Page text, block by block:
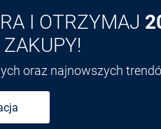
I OTRZYMAJ
oraz najnowszych